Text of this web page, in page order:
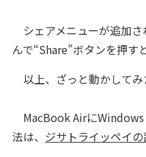
シェアメニューが追加
んで“Share”ボタンを押す
以上、ざっと動かしてみ
MacBook AirにWindows
法は、 ジサトライッペイ